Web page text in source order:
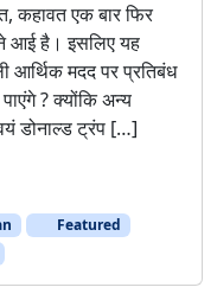
कहावत एक बार फिर
आई है। इसलिए यह
आर्थिक मदद पर प्रतिबंध
? क्योंकि अन्य
डोनाल्ड ट्रंप […]
Featured